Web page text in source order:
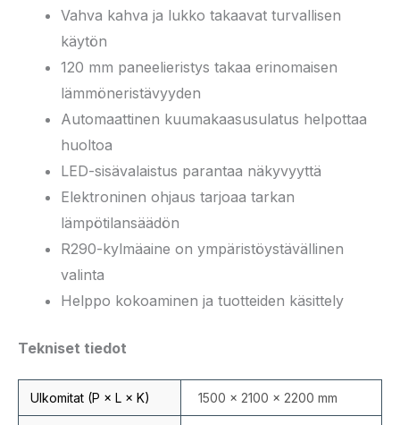
Vahva kahva ja lukko takaavat turvallisen
käytön
120 mm paneelieristys takaa erinomaisen
lämmöneristävyyden
Automaattinen kuumakaasusulatus helpottaa
huoltoa
LED-sisävalaistus parantaa näkyvyyttä
Elektroninen ohjaus tarjoaa tarkan
lämpötilansäädön
R290-kylmäaine on ympäristöystävällinen
valinta
Helppo kokoaminen ja tuotteiden käsittely
Tekniset tiedot
Ulkomitat (P × L × K) 1500 × 2100 × 2200 mm